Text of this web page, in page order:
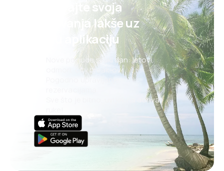
Planirajte svoja
putovanja lakše uz
našu aplikaciju
Nove ponude svaki dan: letovi,
odmori, city break-ovi
Sve što je bitno, uvijek na dohvat